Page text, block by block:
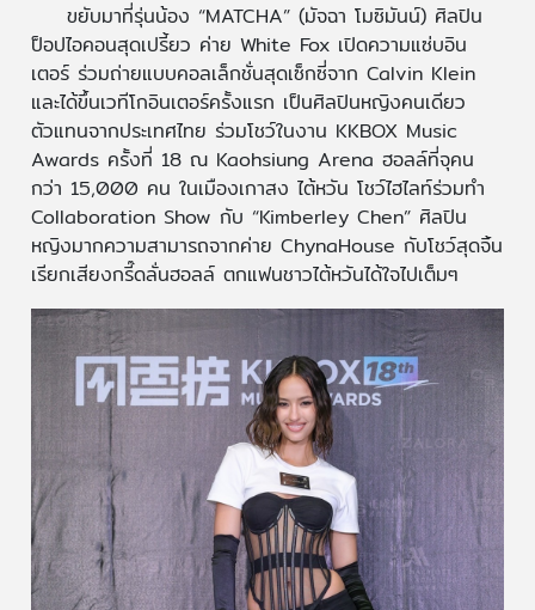
ขยับมาที่รุ่นน้อง “MATCHA” (มัจฉา โมซิมันน์) ศิลปิน
ป็อปไอคอนสุดเปรี้ยว ค่าย White Fox เปิดความแซ่บอิน
เตอร์ ร่วมถ่ายแบบคอลเล็กชั่นสุดเซ็กซี่จาก Calvin Klein
และได้ขึ้นเวทีโกอินเตอร์ครั้งแรก เป็นศิลปินหญิงคนเดียว
ตัวแทนจากประเทศไทย ร่วมโชว์ในงาน KKBOX Music
Awards ครั้งที่ 18 ณ Kaohsiung Arena ฮอลล์ที่จุคน
กว่า 15,000 คน ในเมืองเกาสง ไต้หวัน โชว์ไฮไลท์ร่วมทำ
Collaboration Show กับ “Kimberley Chen” ศิลปิน
หญิงมากความสามารถจากค่าย ChynaHouse กับโชว์สุดจิ้น
เรียกเสียงกรี๊ดลั่นฮอลล์ ตกแฟนชาวไต้หวันได้ใจไปเต็มๆ